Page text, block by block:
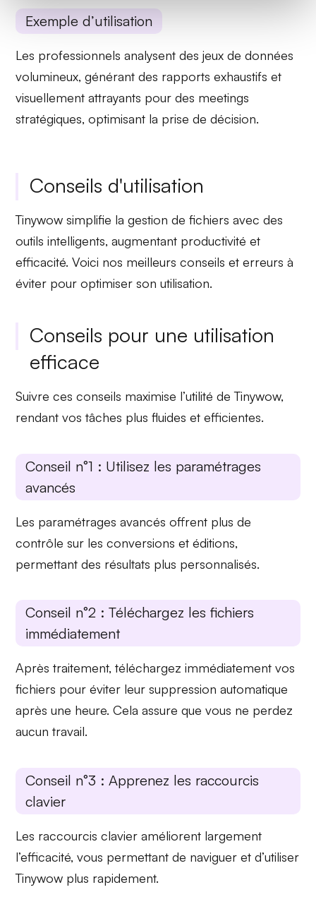
Exemple d’utilisation
Les professionnels analysent des jeux de données
volumineux, générant des rapports exhaustifs et
visuellement attrayants pour des meetings
stratégiques, optimisant la prise de décision.
Conseils d'utilisation
Tinywow simplifie la gestion de fichiers avec des
outils intelligents, augmentant productivité et
efficacité. Voici nos meilleurs conseils et erreurs à
éviter pour optimiser son utilisation.
Conseils pour une utilisation
efficace
Suivre ces conseils maximise l’utilité de Tinywow,
rendant vos tâches plus fluides et efficientes.
Conseil n°1 : Utilisez les paramétrages
avancés
Les paramétrages avancés offrent plus de
contrôle sur les conversions et éditions,
permettant des résultats plus personnalisés.
Conseil n°2 : Téléchargez les fichiers
immédiatement
Après traitement,téléchargez immédiatement vos
fichiers pour éviter leur suppression automatique
après une heure. Cela assure que vous ne perdez
aucun travail.
Conseil n°3 : Apprenez les raccourcis
clavier
Les raccourcis clavier améliorent largement
l’efficacité, vous permettant de naviguer et d’utiliser
Tinywow plus rapidement.